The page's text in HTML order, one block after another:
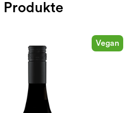
Produkte
Vegan